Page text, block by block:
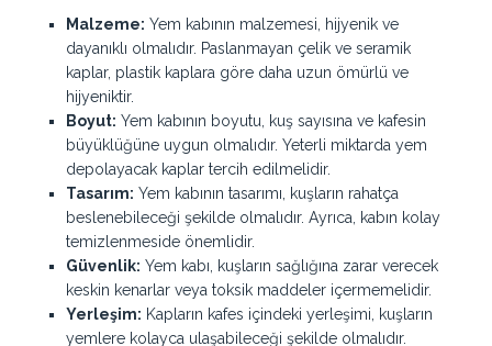
Malzeme: Yem kabının malzemesi, hijyenik ve
dayanıklı olmalıdır. Paslanmayan çelik ve seramik
kaplar, plastik kaplara göre daha uzun ömürlü ve
hijyeniktir.
Boyut: Yem kabının boyutu, kuş sayısına ve kafesin
büyüklüğüne uygun olmalıdır. Yeterli miktarda yem
depolayacak kaplar tercih edilmelidir.
Tasarım: Yem kabının tasarımı, kuşların rahatça
beslenebileceği şekilde olmalıdır. Ayrıca, kabın kolay
temizlenmeside önemlidir.
Güvenlik: Yem kabı, kuşların sağlığına zarar verecek
keskin kenarlar veya toksik maddeler içermemelidir.
Yerleşim: Kapların kafes içindeki yerleşimi, kuşların
yemlere kolayca ulaşabileceği şekilde olmalıdır.